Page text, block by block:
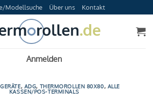
Modellsuche Über uns Kontakt
Anmelden
, ADG, THERMOROLLEN 80X80, ALLE
KASSEN/POS-TERMINALS